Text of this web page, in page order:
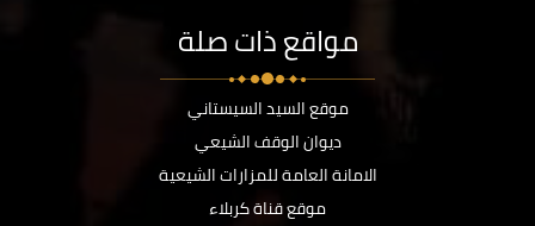
مواقع ذات صلة
موقع السيد السيستاني
ديوان الوقف الشيعي
الامانة العامة للمزارات الشيعية
موقع قناة كربلاء